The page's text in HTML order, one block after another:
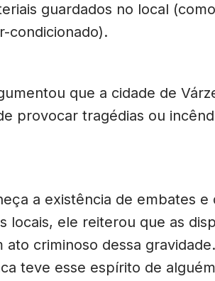
guardados no local
condicionado).
que a cidade de
provocar tragédias ou
a existência de embates
locais, ele reiterou que as
ato criminoso dessa
teve esse espírito de